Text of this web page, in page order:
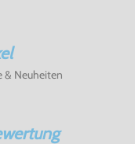
& Neuheiten